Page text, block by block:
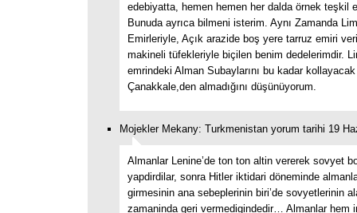
edebiyatta, hemen hemen her dalda örnek teşkil
Bunuda ayrıca bilmeni isterim. Aynı Zamanda
Emirleriyle, Açık arazide boş yere tarruz emiri
makineli tüfekleriyle biçilen benim dedelerimdir.
emrindeki Alman Subaylarını bu kadar
Çanakkale,den almadığını düşünüyorum.
Mojekler Mekany: Turkmenistan yorum tarihi 19
Almanlar Lenine’de ton ton altin vererek sovyet
yapdirdilar, sonra Hitler iktidari döneminde
girmesinin ana sebeplerinin biri’de sovyetlerinin
zamaninda geri vermedigindedir… Almanlar hem